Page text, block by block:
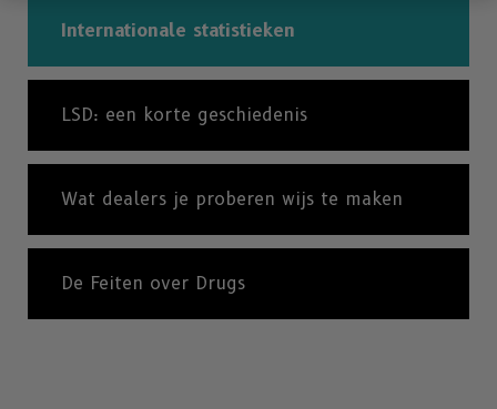
Internationale statistieken
LSD: een korte geschiedenis
Wat dealers je proberen wijs te maken
De Feiten over Drugs